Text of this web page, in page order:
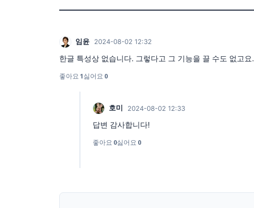
임윤 2024-08-02 12:32
한글 특성상 없습니다. 그렇다고 그 기능을 끌 수도 없고요.
좋아요1싫어요 0
호미 2024-08-02 12:33
답변 감사합니다!
좋아요 0싫어요 0